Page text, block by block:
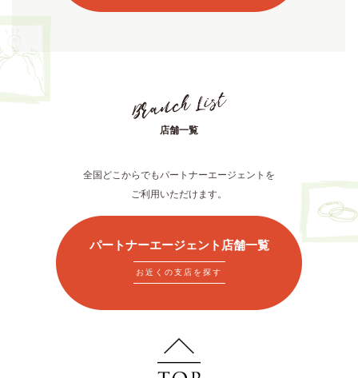
店舗一覧
全国どこからでもパートナーエージェントを
ご利用いただけます。
パートナーエージェント店舗一覧
お近くの支店を探す